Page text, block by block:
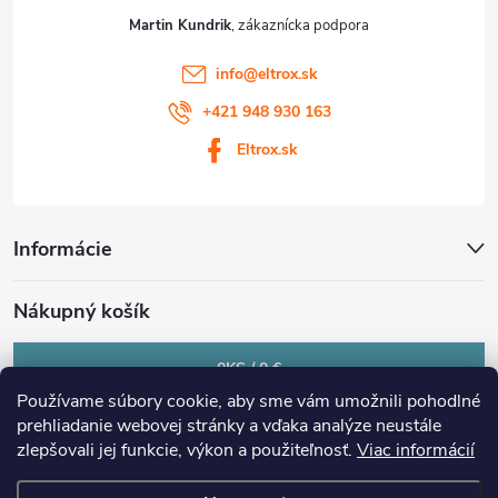
Používame súbory cookie, aby sme vám umožnili pohodlné
prehliadanie webovej stránky a vďaka analýze neustále
zlepšovali jej funkcie, výkon a použiteľnosť. Viac informácií
Martin Kundrik
info@eltrox.sk
+421 948 930 163
Eltrox.sk
Informácie
Nákupný košík
0KS /0 €